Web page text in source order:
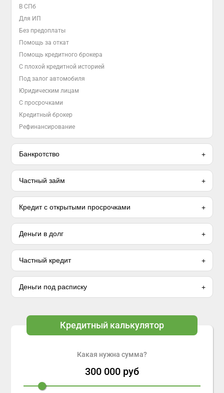
В СПб
Для ИП
Без предоплаты
Помощь за откат
Помощь кредитного брокера
С плохой кредитной историей
Под залог автомобиля
Юридическим лицам
С просрочками
Кредитный брокер
Рефинансирование
Банкротство
Частный займ
Кредит с открытыми просрочками
Деньги в долг
Частный кредит
Деньги под расписку
Кредитный калькулятор
Какая нужна сумма?
300 000 руб